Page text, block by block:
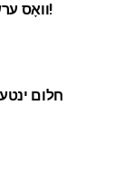
וואָס ערשטע חלום מיידל? מיר לערנען!
חלום